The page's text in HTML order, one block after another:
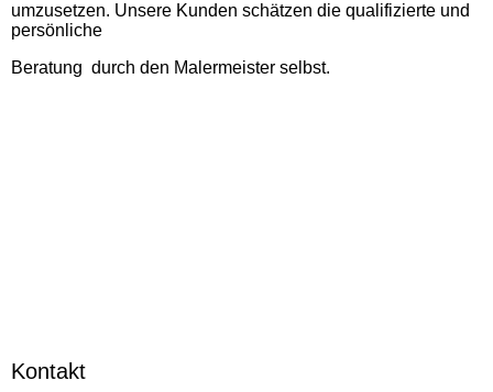
umzusetzen. Unsere Kunden schätzen die qualifizierte und
persönliche
Beratung durch den Malermeister selbst.
Kontakt